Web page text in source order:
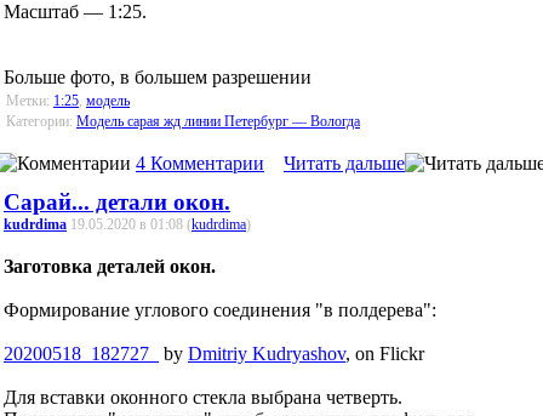
Масштаб — 1:25.
Больше фото, в большем разрешении
Метки: 1:25, модель
Категории: Модель сарая жд линии Петербург — Вологда
4 Комментарии Читать дальше
Сарай... детали окон.
kudrdima 19.05.2020 в 01:08 (kudrdima)
Заготовка деталей окон.
Формирование углового соединения "в полдерева":
20200518_182727_ by Dmitriy Kudryashov, on Flickr
Для вставки оконного стекла выбрана четверть.